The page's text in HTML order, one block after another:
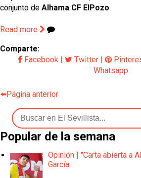
conjunto de Alhama CF ElPozo.
Read more
Comparte:
Facebook | Twitter |
Whatsapp
⬅️Página anterior
Popular de la semana
Opinión | "Carta abierta a
García